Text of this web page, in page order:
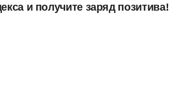
и получите заряд позитива!